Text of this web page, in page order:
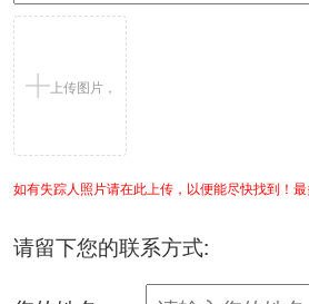
上传图片，
如有失踪人照片请在此上传，以便能尽快找到！
请留下您的联系方式: